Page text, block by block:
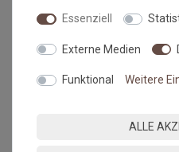
NEU
Essenziell
Externe Medien
Funktional Weitere
ALLE